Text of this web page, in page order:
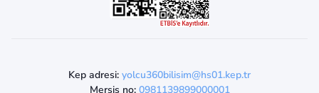
Kep adresi: yolcu360bilisim@hs01.kep.tr
Mersis no: 0981139899000001